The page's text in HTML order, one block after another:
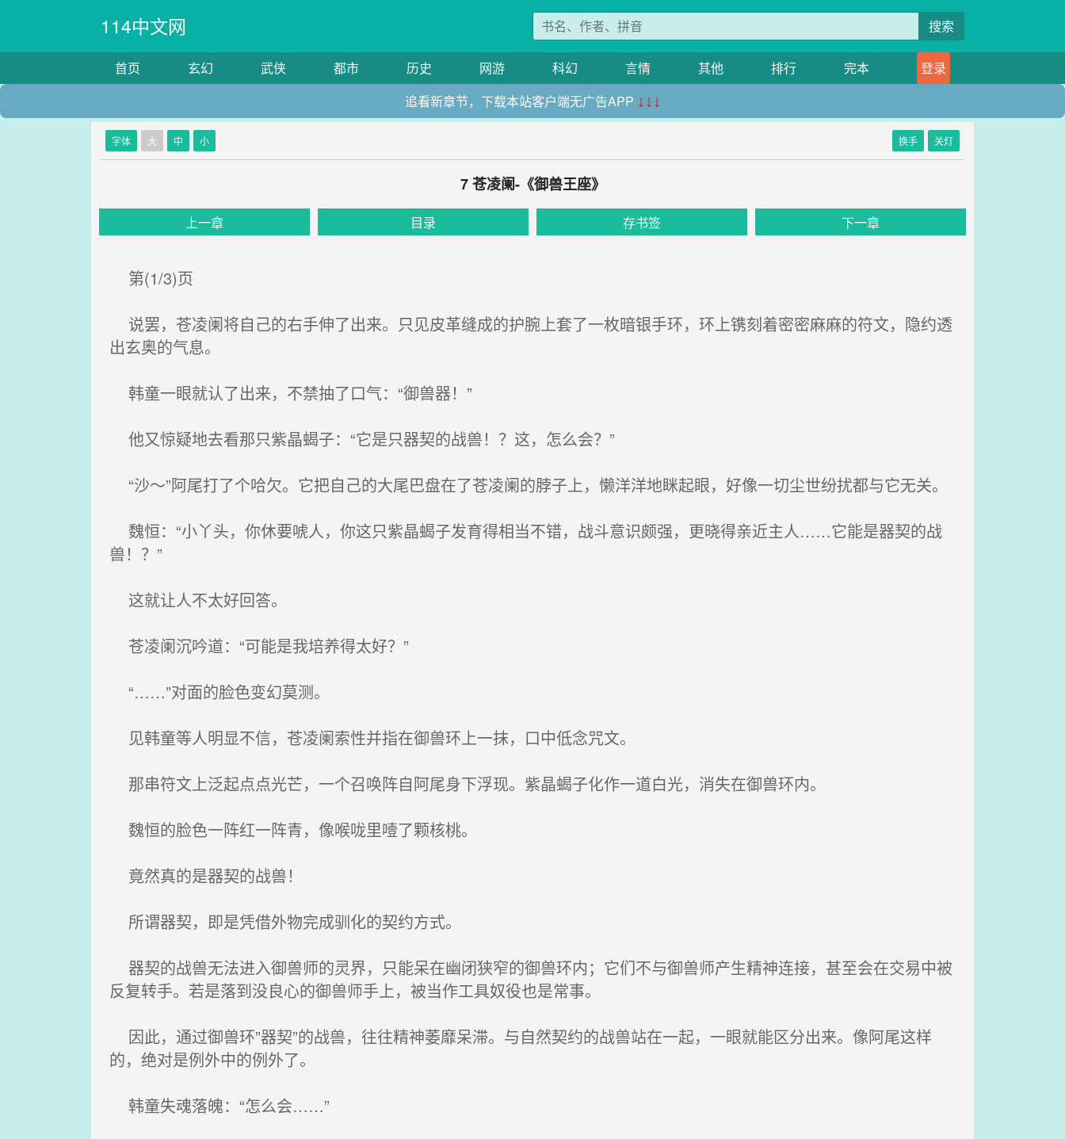
114中文网 搜索
首页 玄幻 武侠 都市 历史 网游 科幻 言情 其他 排行 完本
登录
追看新章节，下载本站客户端无广告APP ↓↓↓
字体 大 中 小 换手 关灯
7 苍凌阑-《御兽王座》
上一章 目录 存书签 下一章
第(1/3)页
说罢，苍凌阑将自己的右手伸了出来。只见皮革缝成的护腕上套了一枚暗银手环，环上镌刻着密密麻麻的符文，隐约透
出玄奥的气息。
韩童一眼就认了出来，不禁抽了口气：“御兽器！”
他又惊疑地去看那只紫晶蝎子：“它是只器契的战兽！？这，怎么会？”
“沙～”阿尾打了个哈欠。它把自己的大尾巴盘在了苍凌阑的脖子上，懒洋洋地眯起眼，好像一切尘世纷扰都与它无关。
魏恒：“小丫头，你休要唬人，你这只紫晶蝎子发育得相当不错，战斗意识颇强，更晓得亲近主人……它能是器契的战
兽！？”
这就让人不太好回答。
苍凌阑沉吟道：“可能是我培养得太好？”
“……”对面的脸色变幻莫测。
见韩童等人明显不信，苍凌阑索性并指在御兽环上一抹，口中低念咒文。
那串符文上泛起点点光芒，一个召唤阵自阿尾身下浮现。紫晶蝎子化作一道白光，消失在御兽环内。
魏恒的脸色一阵红一阵青，像喉咙里噎了颗核桃。
竟然真的是器契的战兽！
所谓器契，即是凭借外物完成驯化的契约方式。
器契的战兽无法进入御兽师的灵界，只能呆在幽闭狭窄的御兽环内；它们不与御兽师产生精神连接，甚至会在交易中被
反复转手。若是落到没良心的御兽师手上，被当作工具奴役也是常事。
因此，通过御兽环”器契”的战兽，往往精神萎靡呆滞。与自然契约的战兽站在一起，一眼就能区分出来。像阿尾这样
的，绝对是例外中的例外了。
韩童失魂落魄：“怎么会……”